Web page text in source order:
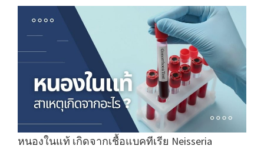
หนองในแท้ เกิดจากเชื้อแบคทีเรีย Neisseria